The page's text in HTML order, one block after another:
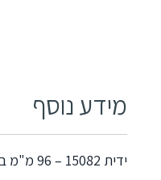
מידע נוסף
ידית 15082 – 96 מ"מ ברונזה פירנצה M09